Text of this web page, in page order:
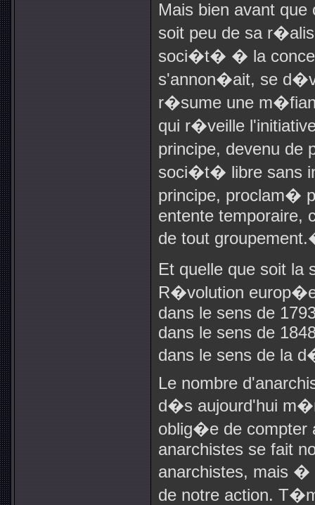
Mais bien avant
soit peu de sa
soci�t� � la
s'annon�ait, se
r�sume une
qui r�veille
principe, devenu
soci�t� libre sans
principe, proclam�
entente temporaire,
de tout
Et quelle que soit
R�volution
dans le sens de
dans le sens de
dans le sens de la
Le nombre
d�s aujourd'hui
oblig�e de compter
anarchistes se fait
anarchistes, mais
de notre action.